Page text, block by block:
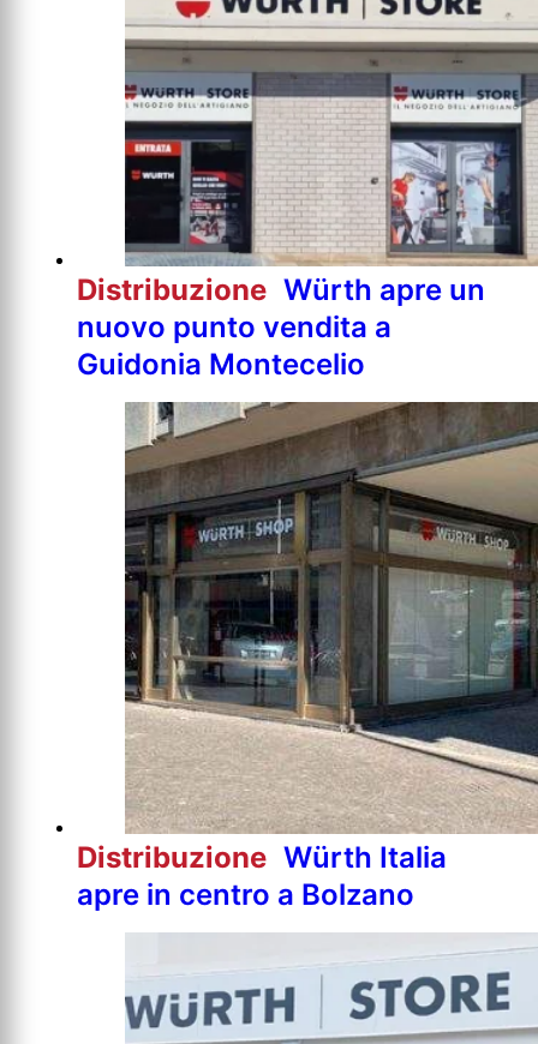
Distribuzione Würth apre un
nuovo punto vendita a
Guidonia Montecelio
Distribuzione Würth Italia
apre in centro a Bolzano